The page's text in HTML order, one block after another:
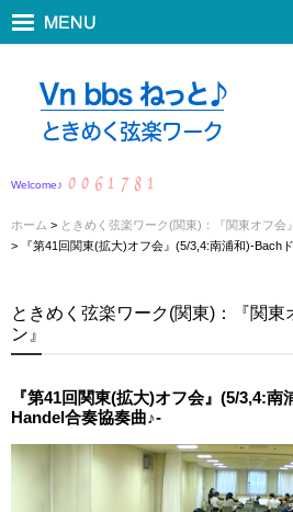
Welcome♪
ホーム > ときめく弦楽ワーク(関東)：『関東オフ会
> 『第41回関東(拡大)オフ会』(5/3,4:南浦和)-Bach
ときめく弦楽ワーク(関東)：『関東
ン』
『第41回関東(拡大)オフ会』(5/3,4:
Handel合奏協奏曲♪-